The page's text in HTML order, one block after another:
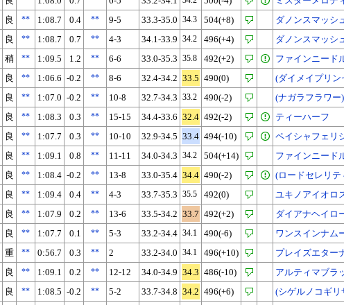
良 ** 1:08.7 0.4 ** 9-5 33.3-35.0 34.3 504(+8)
ダノンスマッシ
良 ** 1:08.7 0.7 ** 4-3 34.1-33.9 34.2 496(+4)
ダノンスマッシ
稍 ** 1:09.5 1.2 ** 6-6 33.0-35.3 35.8 492(+2)
ファインニード
良 ** 1:06.6 -0.2 ** 8-6 32.4-34.2 33.5 490(0)
(ダイメイプリン
良 ** 1:07.0 -0.2 ** 10-8 32.7-34.3 33.2 490(-2)
(ナガラフラワー)
良 ** 1:08.3 0.3 ** 15-15 34.4-33.6 32.4 492(-2)
ティーハーフ
良 ** 1:07.7 0.3 ** 10-10 32.9-34.5 33.4 494(-10)
ペイシャフェリ
良 ** 1:09.1 0.8 ** 11-11 34.0-34.3 34.2 504(+14)
ファインニード
良 ** 1:08.4 -0.2 ** 13-8 33.0-35.4 34.4 490(-2)
(ロードセレリテ
良 ** 1:09.4 0.4 ** 4-3 33.7-35.3 35.5 492(0)
ユキノアイオロ
良 ** 1:07.9 0.2 ** 13-6 33.5-34.2 33.7 492(+2)
ダイアナヘイロ
良 ** 1:07.7 0.1 ** 5-3 33.2-34.4 34.1 490(-6)
ワンスインナム
重 ** 0:56.7 0.3 ** 2 33.2-34.0 34.1 496(+10)
プレイズエター
良 ** 1:09.1 0.2 ** 12-12 34.0-34.9 34.3 486(-10)
アルティマブラ
良 ** 1:08.5 -0.2 ** 5-2 33.7-34.8 34.2 496(+6)
(シゲルノコギリ